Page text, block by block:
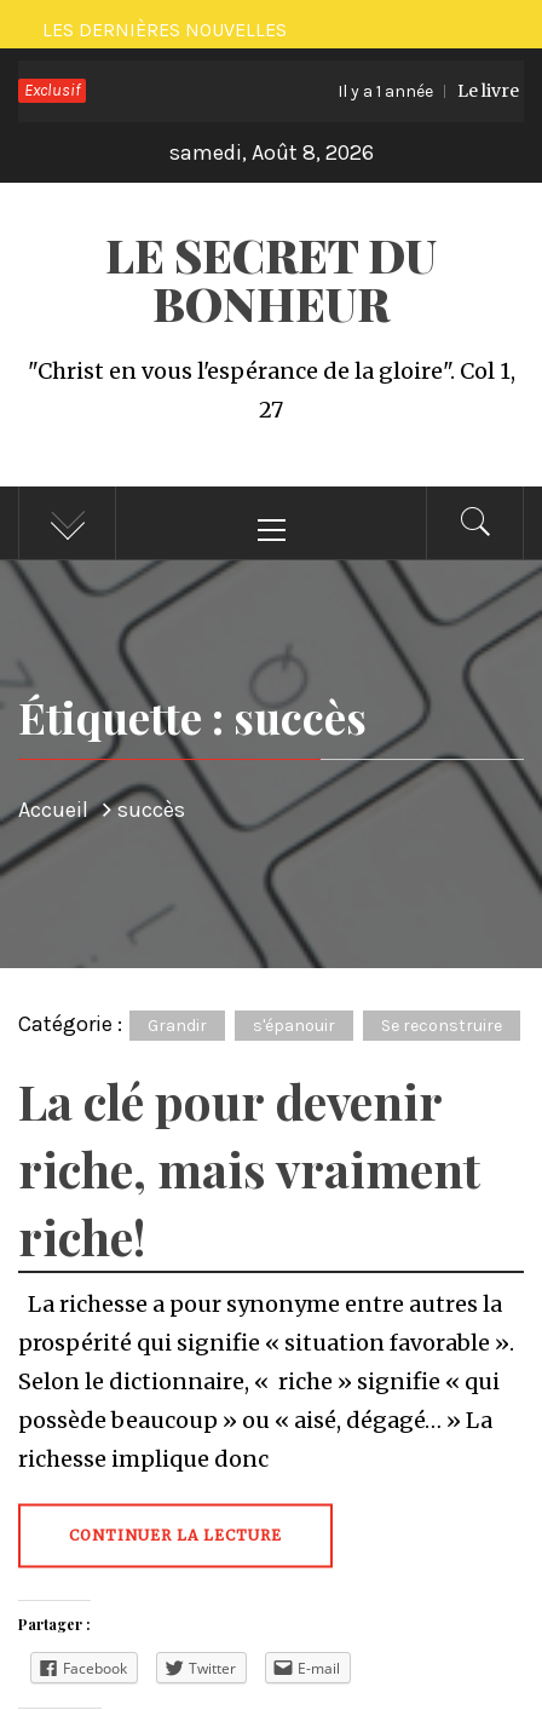
Passer
au
contenu
LES DERNIÈRES NOUVELLES
Exclusif Il y a 1 année Le livre
samedi, Août 8, 2026
LE SECRET DU
BONHEUR
"Christ en vous l'espérance de la gloire". Col 1,
27
principal
Étiquette : succès
Accueil succès
Catégorie : Grandir s'épanouir Se reconstruire
La clé pour devenir
riche, mais vraiment
riche!
La richesse a pour synonyme entre autres la
prospérité qui signifie « situation favorable ».
Selon le dictionnaire, « riche » signifie « qui
possède beaucoup » ou « aisé, dégagé… » La
richesse implique donc
CONTINUER LA LECTURE
Partager :
Facebook Twitter E-mail